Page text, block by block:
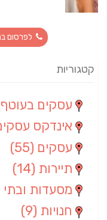
לפרסום
קטגוריות
עסקים בעוטף
אינדקס עסקים
עסקים (55)
תיירות (14)
מסעדות ובתי
חנויות (9)